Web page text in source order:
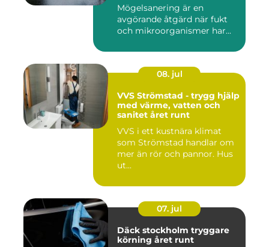
Mögelsanering är en
avgörande åtgärd när fukt
och mikroorganismer har...
08. jul
VVS Strömstad - trygg hjälp
med värme, vatten och
sanitet året runt
VVS i ett kustnära klimat
som Strömstad handlar om
mer än rör och pannor. Hus
ut...
07. jul
Däck stockholm tryggare
körning året runt